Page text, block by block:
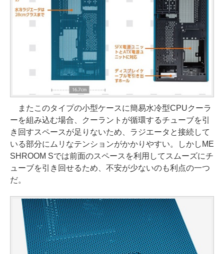
またこのタイプの小型ケースに簡易水冷型CPUクーラ
ーを組み込む場合、クーラントが循環するチューブを引
き回すスペースが足りないため、ラジエータと接続して
いる部分にムリなテンションがかかりやすい。しかしME
SHROOM Sでは前面のスペースを利用してスムーズにチ
ューブを引き回せるため、不安が少ないのも利点の一つ
だ。